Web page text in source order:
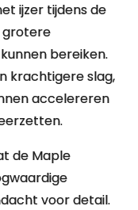
ijzer tijdens de
grotere
bereiken.
krachtigere slag,
accelereren
de Maple
voor detail.